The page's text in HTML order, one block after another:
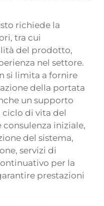
richiede la
tra cui
del prodotto,
nel settore.
si limita a fornire
della portata
un supporto
di vita del
iniziale,
del sistema,
servizi di
per la
prestazioni